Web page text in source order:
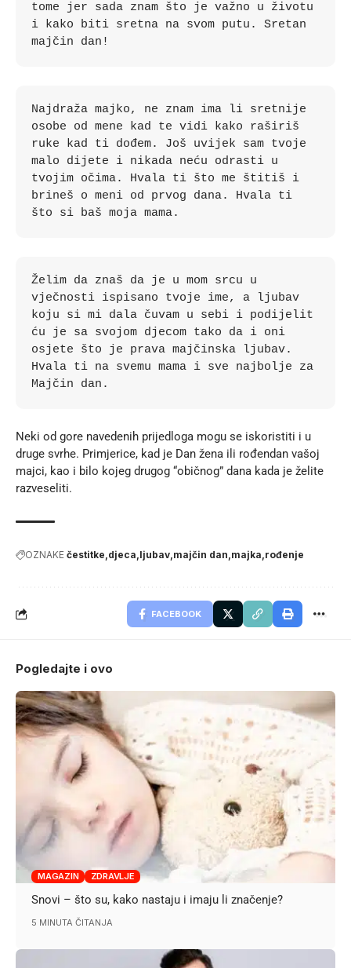
tome jer sada znam što je važno u životu
i kako biti sretna na svom putu. Sretan
majčin dan!
Najdraža majko, ne znam ima li sretnije
osobe od mene kad te vidi kako raširiš
ruke kad ti dođem. Još uvijek sam tvoje
malo dijete i nikada neću odrasti u
tvojim očima. Hvala ti što me štitiš i
brineš o meni od prvog dana. Hvala ti
što si baš moja mama.
Želim da znaš da je u mom srcu u
vječnosti ispisano tvoje ime, a ljubav
koju si mi dala čuvam u sebi i podijelit
ću je sa svojom djecom tako da i oni
osjete što je prava majčinska ljubav.
Hvala ti na svemu mama i sve najbolje za
Majčin dan.
Neki od gore navedenih prijedloga mogu se iskoristiti i u
druge svrhe. Primjerice, kad je Dan žena ili rođendan vašoj
majci, kao i bilo kojeg drugog “običnog” dana kada je želite
razveseliti.
OZNAKE čestitke djeca ljubav majčin dan majka rođenje
FACEBOOK
Pogledajte i ovo
MAGAZIN ZDRAVLJE
Snovi – što su, kako nastaju i imaju li značenje?
5 MINUTA ČITANJA